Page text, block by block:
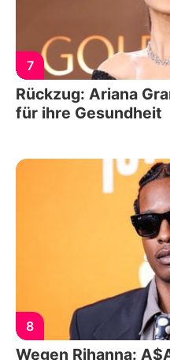
7
Rückzug: Ariana
für ihre Gesundheit
8
Wegen Rihanna: